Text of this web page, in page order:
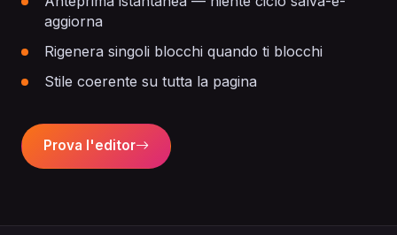
aggiorna
Rigenera singoli blocchi quando ti blocchi
Stile coerente su tutta la pagina
Prova l'editor